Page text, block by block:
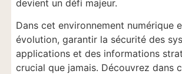
devient un défi majeur.
Dans cet environnement numérique
évolution, garantir la sécurité des
applications et des informations
crucial que jamais. Découvrez dans